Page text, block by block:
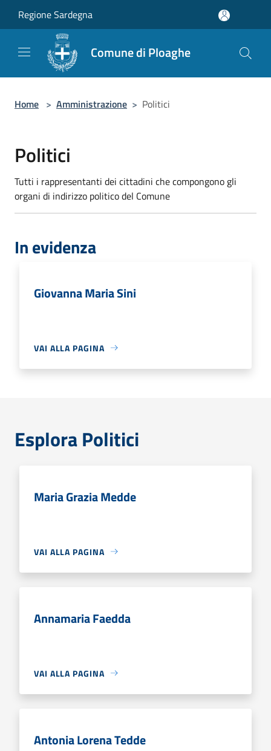
Regione Sardegna
Comune di Ploaghe
Home > Amministrazione > Politici
Politici
Tutti i rappresentanti dei cittadini che compongono gli
organi di indirizzo politico del Comune
In evidenza
Giovanna Maria Sini
VAI ALLA PAGINA
Esplora Politici
Maria Grazia Medde
VAI ALLA PAGINA
Annamaria Faedda
VAI ALLA PAGINA
Antonia Lorena Tedde